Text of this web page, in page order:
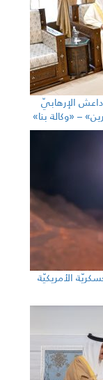
بنا»
الأمريكيّة